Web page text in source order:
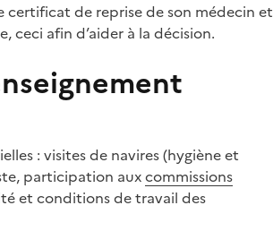
certificat de reprise de son médecin et
ceci afin d’aider à la décision.
: visites de navires (hygiène et
participation auxcommissions
et conditions de travail des